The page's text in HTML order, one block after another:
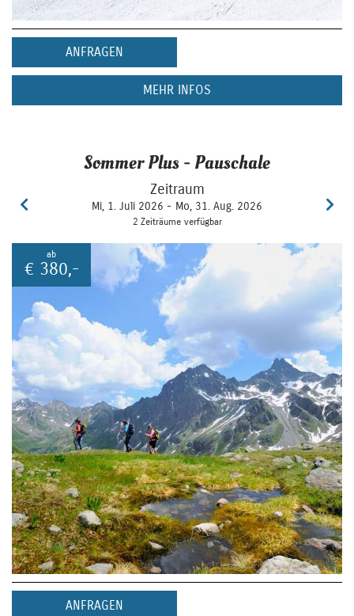
ANFRAGEN
MEHR INFOS
Sommer Plus - Pauschale
Zeitraum
Mi, 1. Juli 2026 - Mo, 31. Aug. 2026
2 Zeiträume verfügbar
ab
€ 380,-
ANFRAGEN